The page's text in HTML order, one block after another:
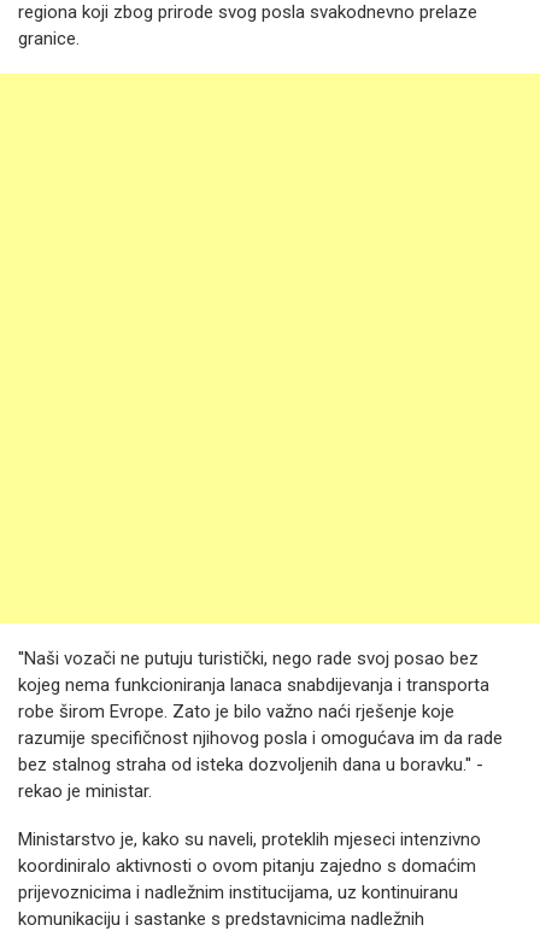
regiona koji zbog prirode svog posla svakodnevno prelaze
granice.
''Naši vozači ne putuju turistički, nego rade svoj posao bez
kojeg nema funkcioniranja lanaca snabdijevanja i transporta
robe širom Evrope. Zato je bilo važno naći rješenje koje
razumije specifičnost njihovog posla i omogućava im da rade
bez stalnog straha od isteka dozvoljenih dana u boravku.'' -
rekao je ministar.
Ministarstvo je, kako su naveli, proteklih mjeseci intenzivno
koordiniralo aktivnosti o ovom pitanju zajedno s domaćim
prijevoznicima i nadležnim institucijama, uz kontinuiranu
komunikaciju i sastanke s predstavnicima nadležnih